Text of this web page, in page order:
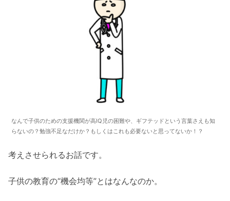
なんで子供のための支援機関が高IQ児の困難や、ギフテッドという言葉さえも知
らないの？勉強不足なだけか？もしくはこれも必要ないと思ってないか！？
考えさせられるお話です。
子供の教育の“機会均等”とはなんなのか。